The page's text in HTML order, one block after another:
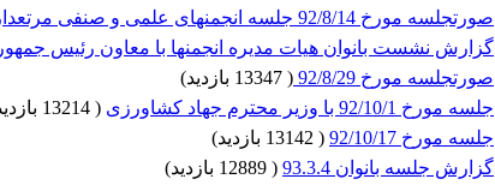
صورتجلسه مورخ 92/8/14 جلسه انجمنهای علمی و صنفی مرتعداری با رئیس سازمان جنگلها
گزارش نشست بانوان هیات مدیره انجمنها با معاون رئیس جمهور
صورتجلسه مورخ 92/8/29
(
)
جلسه مورخ 92/10/1 با وزیر محترم جهاد کشاورزی
(
جلسه مورخ 92/10/17
(
)
گزارش جلسه بانوان 93.3.4
(
)